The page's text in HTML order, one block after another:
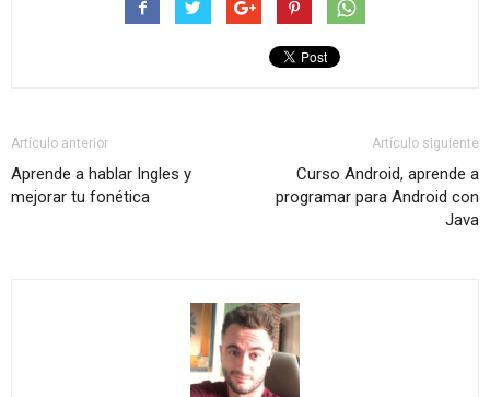
Artículo anterior
Aprende a hablar Ingles y
mejorar tu fonética
Artículo siguiente
Curso Android, aprende a
programar para Android con
Java